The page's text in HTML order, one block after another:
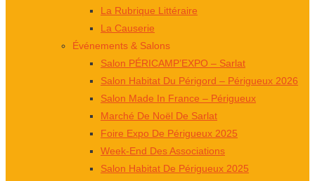
La Rubrique Littéraire
La Causerie
Événements & Salons
Salon PÉRICAMP’EXPO – Sarlat
Salon Habitat Du Périgord – Périgueux 2026
Salon Made In France – Périgueux
Marché De Noël De Sarlat
Foire Expo De Périgueux 2025
Week-End Des Associations
Salon Habitat De Périgueux 2025